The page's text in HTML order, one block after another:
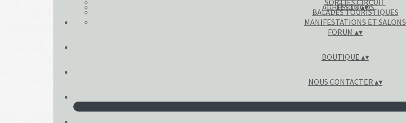
LES LOGOS
SORTIES CIRCUIT
BALADES TOURISTIQUES
MANIFESTATIONS ET SALONS
ADHÉSION▴▾
FORUM ▴▾
BOUTIQUE ▴▾
NOUS CONTACTER ▴▾